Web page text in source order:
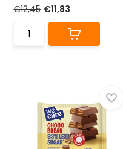
€12,45 €11,83